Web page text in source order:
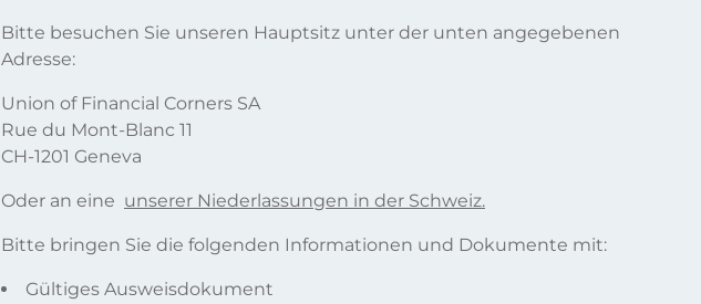
Bitte besuchen Sie unseren Hauptsitz unter der unten angegebenen
Adresse:
Union of Financial Corners SA
Rue du Mont-Blanc 11
CH-1201 Geneva
Oder an eine unserer Niederlassungen in der Schweiz.
Bitte bringen Sie die folgenden Informationen und Dokumente mit:
Gültiges Ausweisdokument